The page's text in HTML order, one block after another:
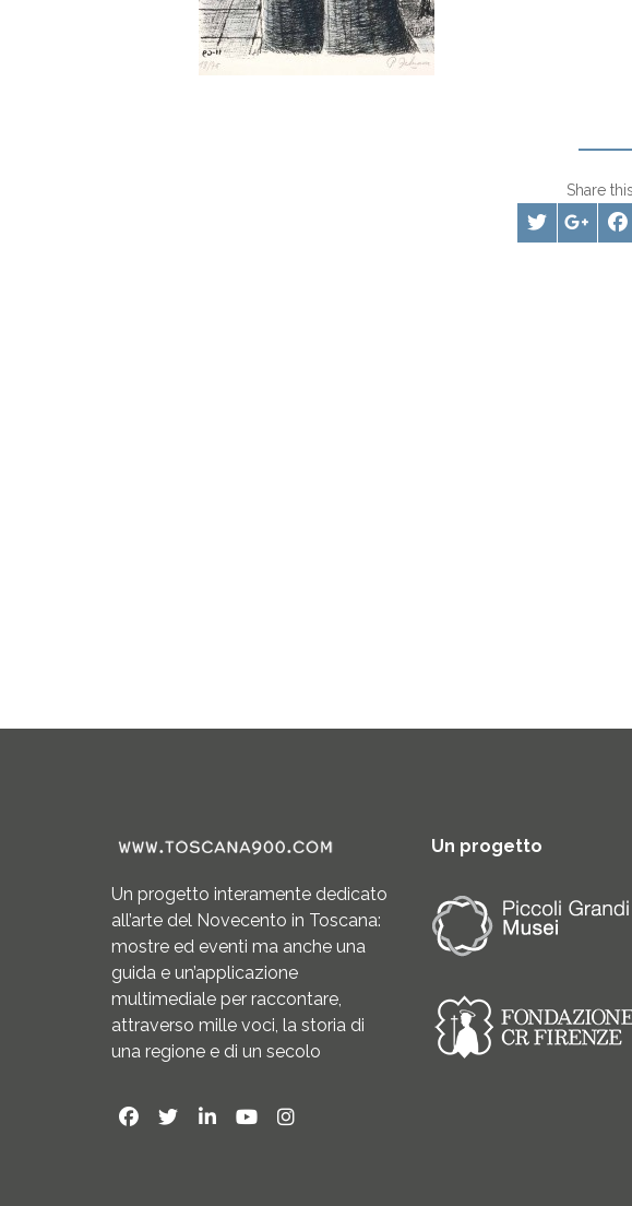
Share
Un progetto interamente dedicato
all’arte del Novecento in Toscana:
mostre ed eventi ma anche una
guida e un’applicazione
multimediale per raccontare,
attraverso mille voci, la storia di
una regione e di un secolo
Un progetto